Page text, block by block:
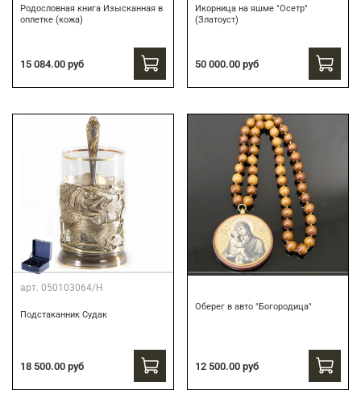
Родословная книга Изысканная в
оплетке (кожа)
15 084.00 руб
Икорница на яшме "Осетр"
(Златоуст)
50 000.00 руб
арт. 050103064/Н
Подстаканник Судак
18 500.00 руб
Оберег в авто "Богородица"
12 500.00 руб